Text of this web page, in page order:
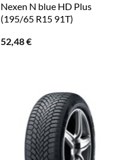
Nexen N blue HD Plus
(195/65 R15 91T)
52,48€